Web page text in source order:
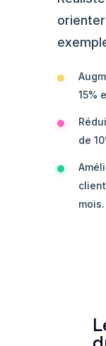
15%
de
mois.